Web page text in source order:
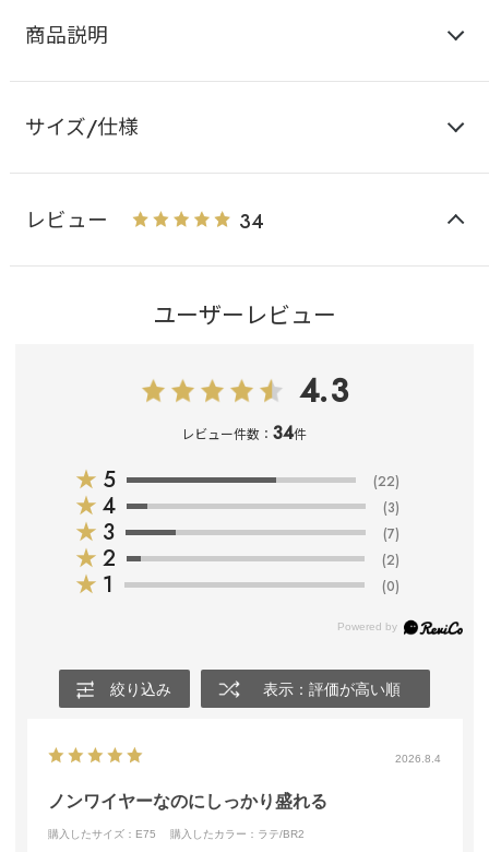
商品説明
サイズ/仕様
レビュー 34
ユーザーレビュー
4.3
レビュー件数：34件
★ 5 (22)
★ 4 (3)
★ 3 (7)
★ 2 (2)
★ 1 (0)
絞り込み 表示：評価が高い順
2026.8.4
ノンワイヤーなのにしっかり盛れる
購入したサイズ：E75 購入したカラー：ラテ/BR2